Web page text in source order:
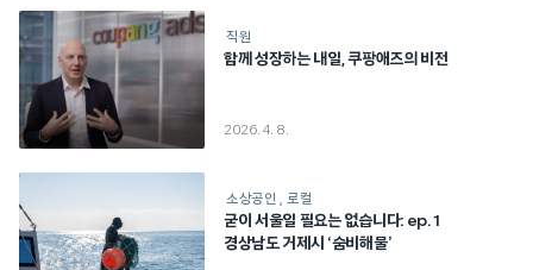
직원
함께 성장하는 내일, 쿠팡애즈의 비전
2026. 4. 8.
소상공인 로컬
굳이 서울일 필요는 없습니다: ep. 1
경상남도 거제시 ‘숨비해물’